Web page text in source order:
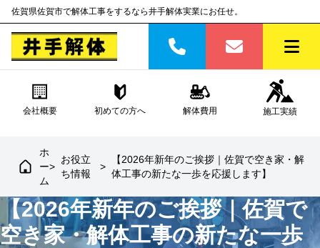
佐賀県佐賀市で解体工事をするなら井手解体実業にお任せ。
会社概要 初めての方へ 解体費用 施工実績
ホ
ー
ム
>
お役立
ち情報
>
【2026年新年のご挨拶｜佐賀で空き家・解
体工事の新たな一歩を応援します】
【2026年新年のご挨拶｜佐賀で
空き家・解体工事の新たな一歩